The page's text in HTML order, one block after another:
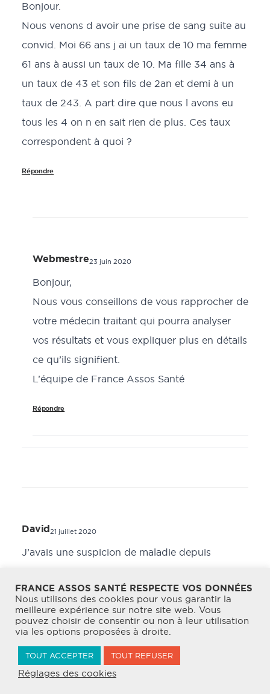
Bonjour.
Nous venons d avoir une prise de sang suite au
convid. Moi 66 ans j ai un taux de 10 ma femme
61 ans à aussi un taux de 10. Ma fille 34 ans à
un taux de 43 et son fils de 2an et demi à un
taux de 243. A part dire que nous l avons eu
tous les 4 on n en sait rien de plus. Ces taux
correspondent à quoi ?
Répondre
Webmestre23 juin 2020
Bonjour,
Nous vous conseillons de vous rapprocher de
votre médecin traitant qui pourra analyser
vos résultats et vous expliquer plus en détails
ce qu’ils signifient.
L’équipe de France Assos Santé
Répondre
David21 juillet 2020
J’avais une suspicion de maladie depuis
branché pas trop surtout avec le peu de
symptôme que j’avais. J’ai commandé deux
tests sérologiques directement en ligne (
https://medi-land.fr/produits-covid/27-test-
covid-19-test-serologique-coronavirus.html
FRANCE ASSOS SANTÉ RESPECTE VOS DONNÉES
Nous utilisons des cookies pour vous garantir la
meilleure expérience sur notre site web. Vous
pouvez choisir de consentir ou non à leur utilisation
via les options proposées à droite.
TOUT ACCEPTER TOUT REFUSER
Réglages des cookies